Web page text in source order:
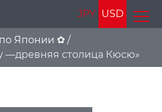
JPY USD
Японии ✿ /
—древняя столица Кюсю»